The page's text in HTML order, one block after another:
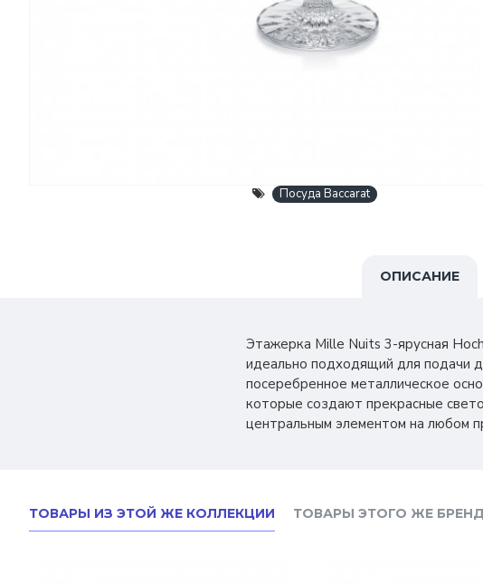
Посуда Baccarat
ОПИСАНИЕ
Этажерка Mille Nuits 3-ярусная
идеально подходящий для подачи
посеребренное металлическое
которые создают прекрасные
центральным элементом на любом
ТОВАРЫ ИЗ ЭТОЙ ЖЕ КОЛЛЕКЦИИ ТОВАРЫ ЭТОГО ЖЕ